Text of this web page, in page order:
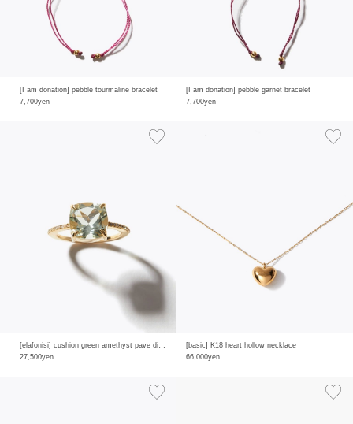
[I am donation] pebble tourmaline bracelet
7,700yen
[I am donation] pebble garnet bracelet
7,700yen
[elafonisi] cushion green amethyst pave diamonds half eternity ring
27,500yen
[basic] K18 heart hollow necklace
66,000yen